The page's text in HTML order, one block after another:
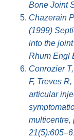
Bone Joint
Chazerain
(1999)
into the
Rhum Engl
Conrozier
F, Treves
articular
multicentre,